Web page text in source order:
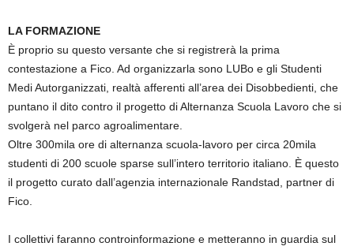
LA FORMAZIONE
È proprio su questo versante che si registrerà la prima
contestazione a Fico. Ad organizzarla sono LUBo e gli Studenti
Medi Autorganizzati, realtà afferenti all’area dei Disobbedienti, che
puntano il dito contro il progetto di Alternanza Scuola Lavoro che si
svolgerà nel parco agroalimentare.
Oltre 300mila ore di alternanza scuola-lavoro per circa 20mila
studenti di 200 scuole sparse sull’intero territorio italiano. È questo
il progetto curato dall’agenzia internazionale Randstad, partner di
Fico.
I collettivi faranno controinformazione e metteranno in guardia sul